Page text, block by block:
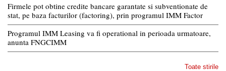
Firmele pot obtine credite bancare garantate si subventionate de
stat, pe baza facturilor (factoring), prin programul IMM Factor
Programul IMM Leasing va fi operational in perioada urmatoare,
anunta FNGCIMM
Toate stirile